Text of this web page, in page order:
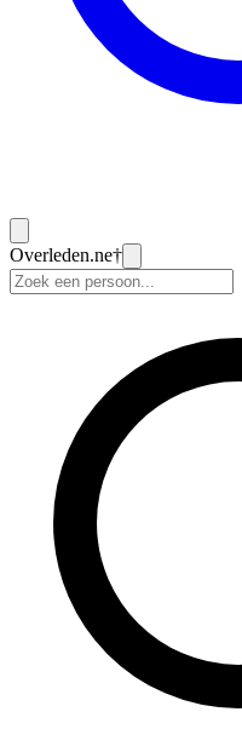
Overleden.ne†